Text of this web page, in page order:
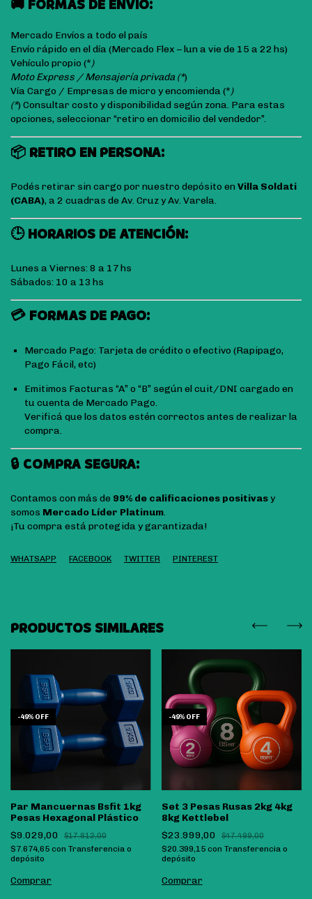
🚚 FORMAS DE ENVÍO:
Mercado Envíos a todo el país
Envío rápido en el día (Mercado Flex – lun a vie de 15 a 22 hs)
Vehículo propio (*)
Moto Express / Mensajería privada (*)
Vía Cargo / Empresas de micro y encomienda (*)
(*) Consultar costo y disponibilidad según zona. Para estas
opciones, seleccionar “retiro en domicilio del vendedor”.
📦 RETIRO EN PERSONA:
Podés retirar sin cargo por nuestro depósito en Villa Soldati
(CABA), a 2 cuadras de Av. Cruz y Av. Varela.
🕒 HORARIOS DE ATENCIÓN:
Lunes a Viernes: 8 a 17 hs
Sábados: 10 a 13 hs
💳 FORMAS DE PAGO:
Mercado Pago: Tarjeta de crédito o efectivo (Rapipago,
Pago Fácil, etc)
Emitimos Facturas “A” o “B” según el cuit/DNI cargado en
tu cuenta de Mercado Pago.
Verificá que los datos estén correctos antes de realizar la
compra.
🔒 COMPRA SEGURA:
Contamos con más de 99% de calificaciones positivasy
somos Mercado Líder Platinum.
¡Tu compra está protegida y garantizada!
WHATSAPP FACEBOOK TWITTER PINTEREST
PRODUCTOS SIMILARES
-49% OFF
Par Mancuernas Bsfit 1kg
Pesas Hexagonal Plástico
$9.029,00
$17.812,00
$7.674,65 con Transferencia o
depósito
Comprar
-49% OFF
Set 3 Pesas Rusas 2kg 4kg
8kg Kettlebel
$23.999,00
$47.499,00
$20.399,15 con Transferencia o
depósito